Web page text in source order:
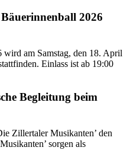
2026
am Samstag, den 18. April
Einlass ist ab 19:00
Begleitung beim
Zillertaler Musikanten’ den
sorgen als